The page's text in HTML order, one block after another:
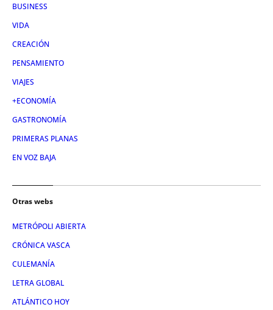
BUSINESS
VIDA
CREACIÓN
PENSAMIENTO
VIAJES
+ECONOMÍA
GASTRONOMÍA
PRIMERAS PLANAS
EN VOZ BAJA
Otras webs
METRÓPOLI ABIERTA
CRÓNICA VASCA
CULEMANÍA
LETRA GLOBAL
ATLÁNTICO HOY